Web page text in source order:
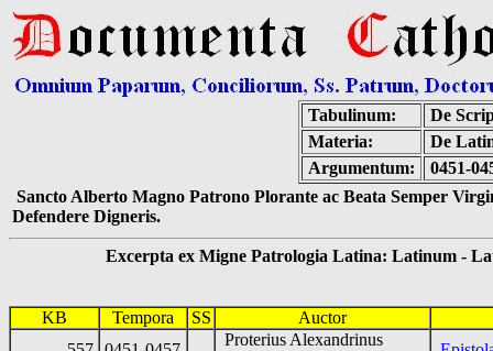
Tabulinum:
De
Materia:
De
Argumentum:
0451-
Sancto Alberto Magno Patrono Plorante ac Beata Semper
Defendere Digneris.
Excerpta ex Migne Patrologia Latina: Latinum -
KB Tempora SS
Auctor
Proterius Alexandrinus